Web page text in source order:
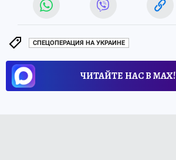
СПЕЦОПЕРАЦИЯ НА УКРАИНЕ
ЧИТАЙТЕ НАС В МАХ!